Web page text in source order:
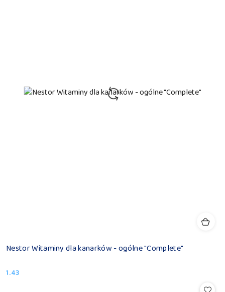
Nestor Witaminy dla kanarków - ogólne "Complete"
Cena:
1.43